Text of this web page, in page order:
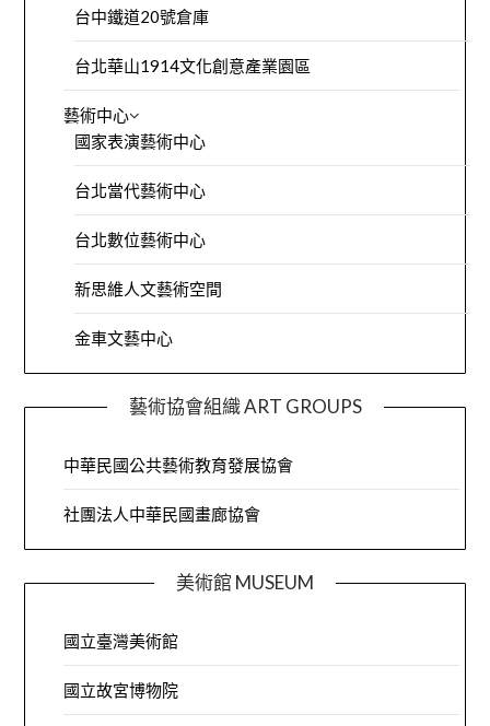
台中鐵道20號倉庫
台北華山1914文化創意產業園區
藝術中心
國家表演藝術中心
台北當代藝術中心
台北數位藝術中心
新思維人文藝術空間
金車文藝中心
藝術協會組織 ART GROUPS
中華民國公共藝術教育發展協會
社團法人中華民國畫廊協會
美術館 MUSEUM
國立臺灣美術館
國立故宮博物院